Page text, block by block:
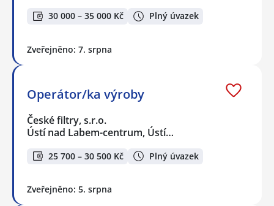
30 000 – 35 000 Kč Plný úvazek
Zveřejněno: 7. srpna
Operátor/ka výroby
České filtry, s.r.o.
Ústí nad Labem-centrum, Ústí…
25 700 – 30 500 Kč Plný úvazek
Zveřejněno: 5. srpna